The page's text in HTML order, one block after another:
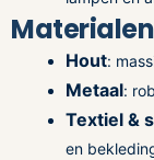
Hout:
Metaal:
Textiel &
en